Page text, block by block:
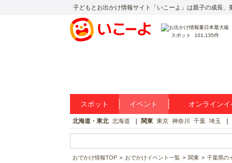
子どもとお出かけ情報サイト「いこーよ」は親子の成長、
スポット 101,135件
スポット イベント オンラインイ
北海道・東北 北海道 関東 東京 神奈川 千葉 埼玉
おでかけ情報TOP おでかけイベント一覧 関東 千葉県の